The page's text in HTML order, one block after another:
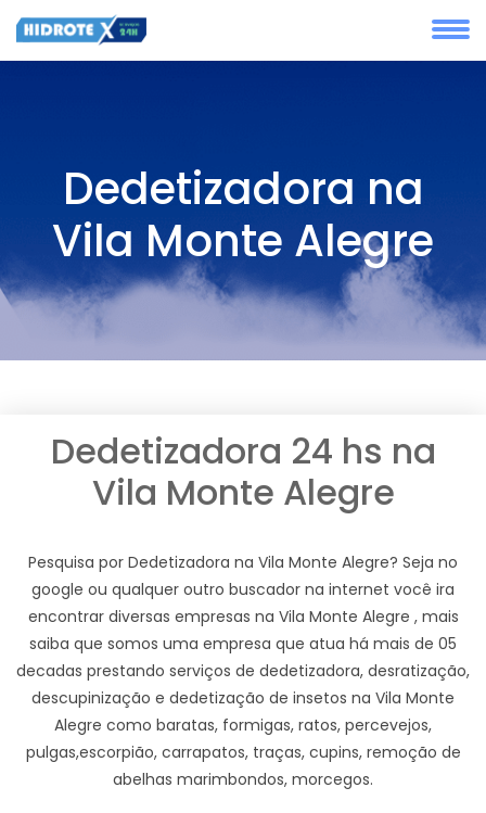
Dedetizadora na
Vila Monte Alegre
Dedetizadora 24 hs na
Vila Monte Alegre
Pesquisa por Dedetizadora na Vila Monte Alegre? Seja no
google ou qualquer outro buscador na internet você ira
encontrar diversas empresas na Vila Monte Alegre , mais
saiba que somos uma empresa que atua há mais de 05
decadas prestando serviços de dedetizadora, desratização,
descupinização e dedetização de insetos na Vila Monte
Alegre como baratas, formigas, ratos, percevejos,
pulgas,escorpião, carrapatos, traças, cupins, remoção de
abelhas marimbondos, morcegos.